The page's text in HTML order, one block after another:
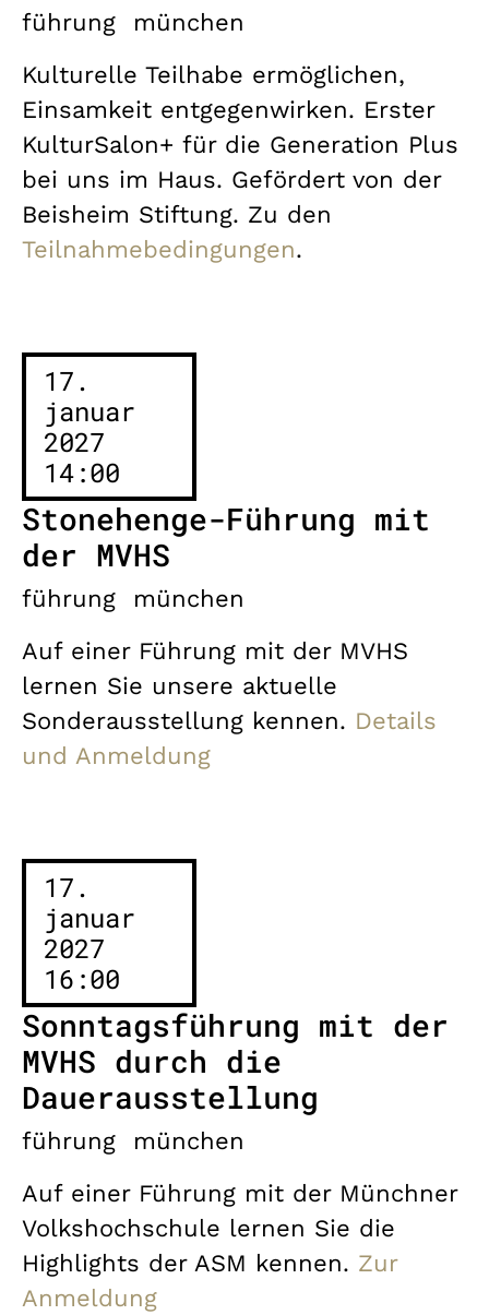
führung
münchen
Kulturelle Teilhabe ermöglichen,
Einsamkeit entgegenwirken. Erster
KulturSalon+ für die Generation Plus
bei uns im Haus. Gefördert von der
Beisheim Stiftung. Zu den
Teilnahmebedingungen.
17.
januar
2027
14:00
Stonehenge-Führung mit
der MVHS
führung
münchen
Auf einer Führung mit der MVHS
lernen Sie unsere aktuelle
Sonderausstellung kennen. Details
und Anmeldung
17.
januar
2027
16:00
Sonntagsführung mit der
MVHS durch die
Dauerausstellung
führung
münchen
Auf einer Führung mit der Münchner
Volkshochschule lernen Sie die
Highlights der ASM kennen. Zur
Anmeldung